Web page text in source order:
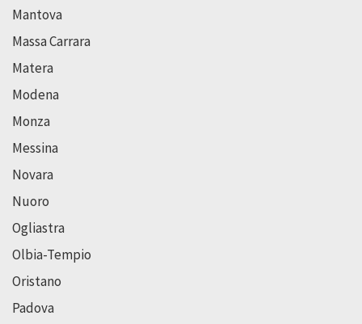
Mantova
Massa Carrara
Matera
Modena
Monza
Messina
Novara
Nuoro
Ogliastra
Olbia-Tempio
Oristano
Padova